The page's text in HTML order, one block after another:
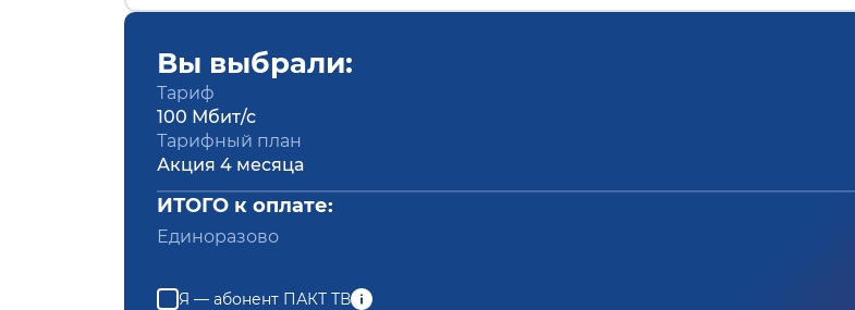
Вы выбрали:
Тариф
100 Мбит/с
Тарифный план
Акция 4 месяца
ИТОГО к оплате:
Единоразово
Я — абонент ПАКТ ТВ